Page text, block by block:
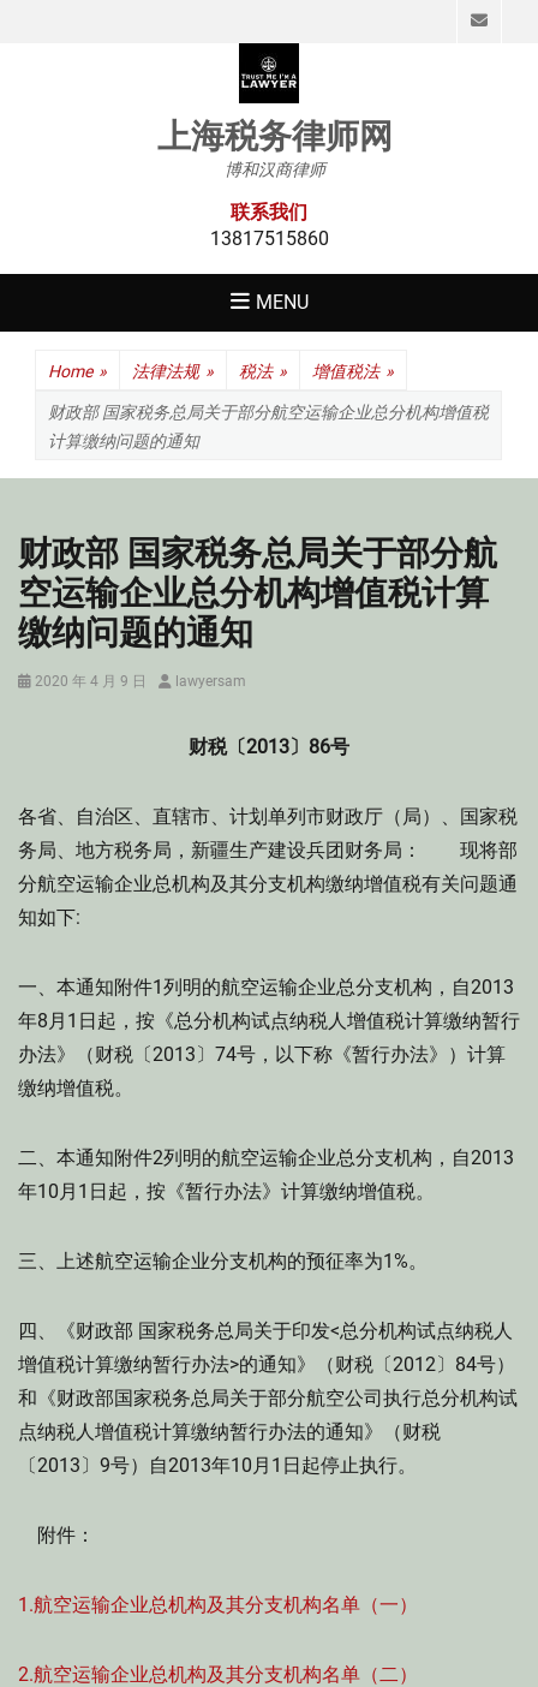
上海税务律师网
博和汉商律师
联系我们
13817515860
MENU
Home » 法律法规 » 税法 » 增值税法 »
财政部 国家税务总局关于部分航空运输企业总分机构增值税
计算缴纳问题的通知
财政部 国家税务总局关于部分航
空运输企业总分机构增值税计算
缴纳问题的通知
Posted
2020 年 4 月 9 日 Authorlawyersam
财税〔2013〕86号
各省、自治区、直辖市、计划单列市财政厅（局）、国家税
务局、地方税务局，新疆生产建设兵团财务局： 现将部
分航空运输企业总机构及其分支机构缴纳增值税有关问题通
知如下:
一、本通知附件1列明的航空运输企业总分支机构，自2013
年8月1日起，按《总分机构试点纳税人增值税计算缴纳暂行
办法》（财税〔2013〕74号，以下称《暂行办法》）计算
缴纳增值税。
二、本通知附件2列明的航空运输企业总分支机构，自2013
年10月1日起，按《暂行办法》计算缴纳增值税。
三、上述航空运输企业分支机构的预征率为1%。
四、《财政部 国家税务总局关于印发<总分机构试点纳税人
增值税计算缴纳暂行办法>的通知》（财税〔2012〕84号）
和《财政部国家税务总局关于部分航空公司执行总分机构试
点纳税人增值税计算缴纳暂行办法的通知》（财税
〔2013〕9号）自2013年10月1日起停止执行。
附件：
1.航空运输企业总机构及其分支机构名单（一）
2.航空运输企业总机构及其分支机构名单（二）